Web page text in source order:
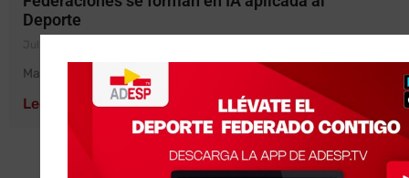
Deporte
Madrid, 15 de Julio de 2026.- ADESP ha celebrado con éxito
Leer más »